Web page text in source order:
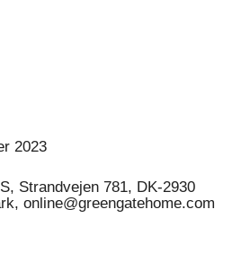
2023
Strandvejen 781, DK-2930
online@greengatehome.com